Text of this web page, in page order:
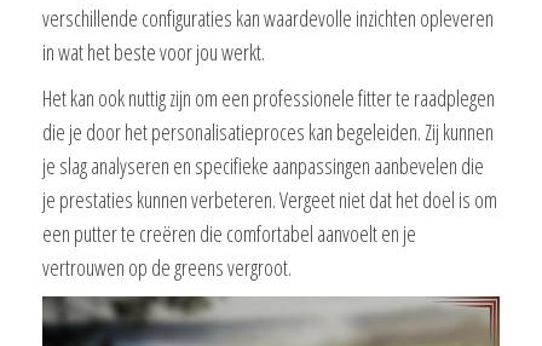
verschillende configuraties kan waardevolle inzichten opleveren
in wat het beste voor jou werkt.
Het kan ook nuttig zijn om een professionele fitter te raadplegen
die je door het personalisatieproces kan begeleiden. Zij kunnen
je slag analyseren en specifieke aanpassingen aanbevelen die
je prestaties kunnen verbeteren. Vergeet niet dat het doel is om
een putter te creëren die comfortabel aanvoelt en je
vertrouwen op de greens vergroot.